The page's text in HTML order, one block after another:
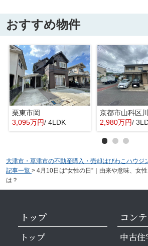
おすすめ物件
栗東市岡
3,095万円/ 4LDK
2,980万円/ 3LDK
大津市・草津市の不動産購入・売却はびわこハウジ
記事一覧 > 4月10日は“女性の日”｜由来や意味、女
は？
トップ
トップ
コン
中古